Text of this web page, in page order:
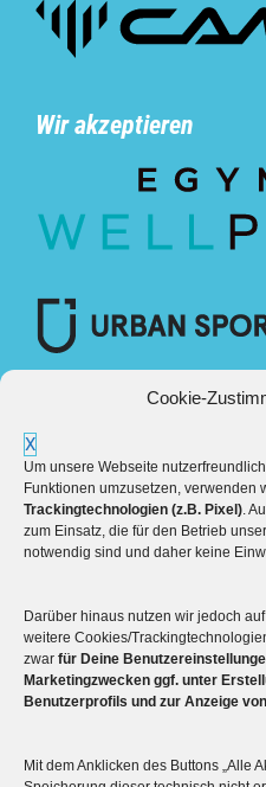
Cookie-
X
Um unsere Webseite
Funktionen umzusetzen, verwenden
Trackingtechnologien (z.B. Pixel).
zum Einsatz, die für den Betrieb
notwendig sind und daher keine
Darüber hinaus nutzen wir jedoch
weitere Cookies/
zwar für Deine
Marketingzwecken ggf. unter
Benutzerprofils und zur Anzeige
Mit dem Anklicken des Buttons „Alle
Wir akzeptieren
Mehr über die
Unsere Hallen im Überblick